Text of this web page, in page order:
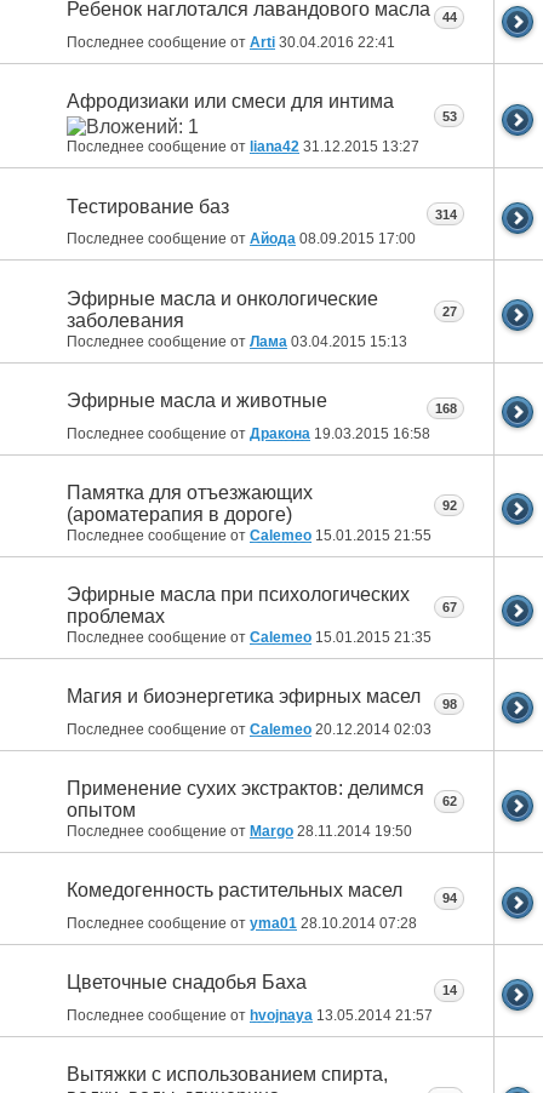
Ребенок наглотался лавандового масла
Последнее сообщение от Arti 30.04.2016 22:41
44
Афродизиаки или смеси для интима
Последнее сообщение от liana42 31.12.2015 13:27
53
Тестирование баз
Последнее сообщение от Айода 08.09.2015 17:00
314
Эфирные масла и онкологические
заболевания
Последнее сообщение от Лама 03.04.2015 15:13
27
Эфирные масла и животные
Последнее сообщение от Дракона 19.03.2015 16:58
168
Памятка для отъезжающих
(ароматерапия в дороге)
Последнее сообщение от Calemeo 15.01.2015 21:55
92
Эфирные масла при психологических
проблемах
Последнее сообщение от Calemeo 15.01.2015 21:35
67
Магия и биоэнергетика эфирных масел
Последнее сообщение от Calemeo 20.12.2014 02:03
98
Применение сухих экстрактов: делимся
опытом
Последнее сообщение от Margo 28.11.2014 19:50
62
Комедогенность растительных масел
Последнее сообщение от yma01 28.10.2014 07:28
94
Цветочные снадобья Баха
Последнее сообщение от hvojnaya 13.05.2014 21:57
14
Вытяжки с использованием спирта,